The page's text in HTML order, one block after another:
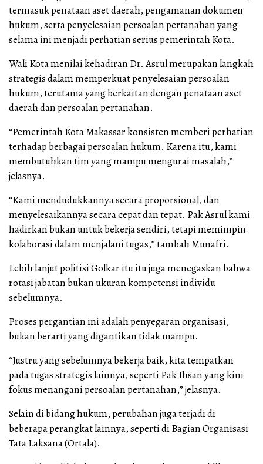
termasuk penataan aset daerah, pengamanan dokumen
hukum, serta penyelesaian persoalan pertanahan yang
selama ini menjadi perhatian serius pemerintah Kota.
Wali Kota menilai kehadiran Dr. Asrul merupakan langkah
strategis dalam memperkuat penyelesaian persoalan
hukum, terutama yang berkaitan dengan penataan aset
daerah dan persoalan pertanahan.
“Pemerintah Kota Makassar konsisten memberi perhatian
terhadap berbagai persoalan hukum. Karena itu, kami
membutuhkan tim yang mampu mengurai masalah,”
jelasnya.
“Kami mendudukkannya secara proporsional, dan
menyelesaikannya secara cepat dan tepat. Pak Asrul kami
hadirkan bukan untuk bekerja sendiri, tetapi memimpin
kolaborasi dalam menjalani tugas,” tambah Munafri.
Lebih lanjut politisi Golkar itu itu juga menegaskan bahwa
rotasi jabatan bukan ukuran kompetensi individu
sebelumnya.
Proses pergantian ini adalah penyegaran organisasi,
bukan berarti yang digantikan tidak mampu.
“Justru yang sebelumnya bekerja baik, kita tempatkan
pada tugas strategis lainnya, seperti Pak Ihsan yang kini
fokus menangani persoalan pertanahan,” jelasnya.
Selain di bidang hukum, perubahan juga terjadi di
beberapa perangkat lainnya, seperti di Bagian Organisasi
Tata Laksana (Ortala).